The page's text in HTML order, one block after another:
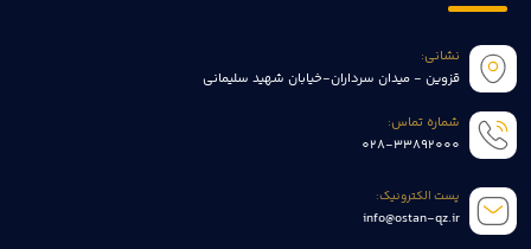
نشانی:
قزوین - میدان سرداران-خیابان شهید سلیمانی
شماره تماس:
028-33892000
پست الکترونیک:
info@ostan-qz.ir